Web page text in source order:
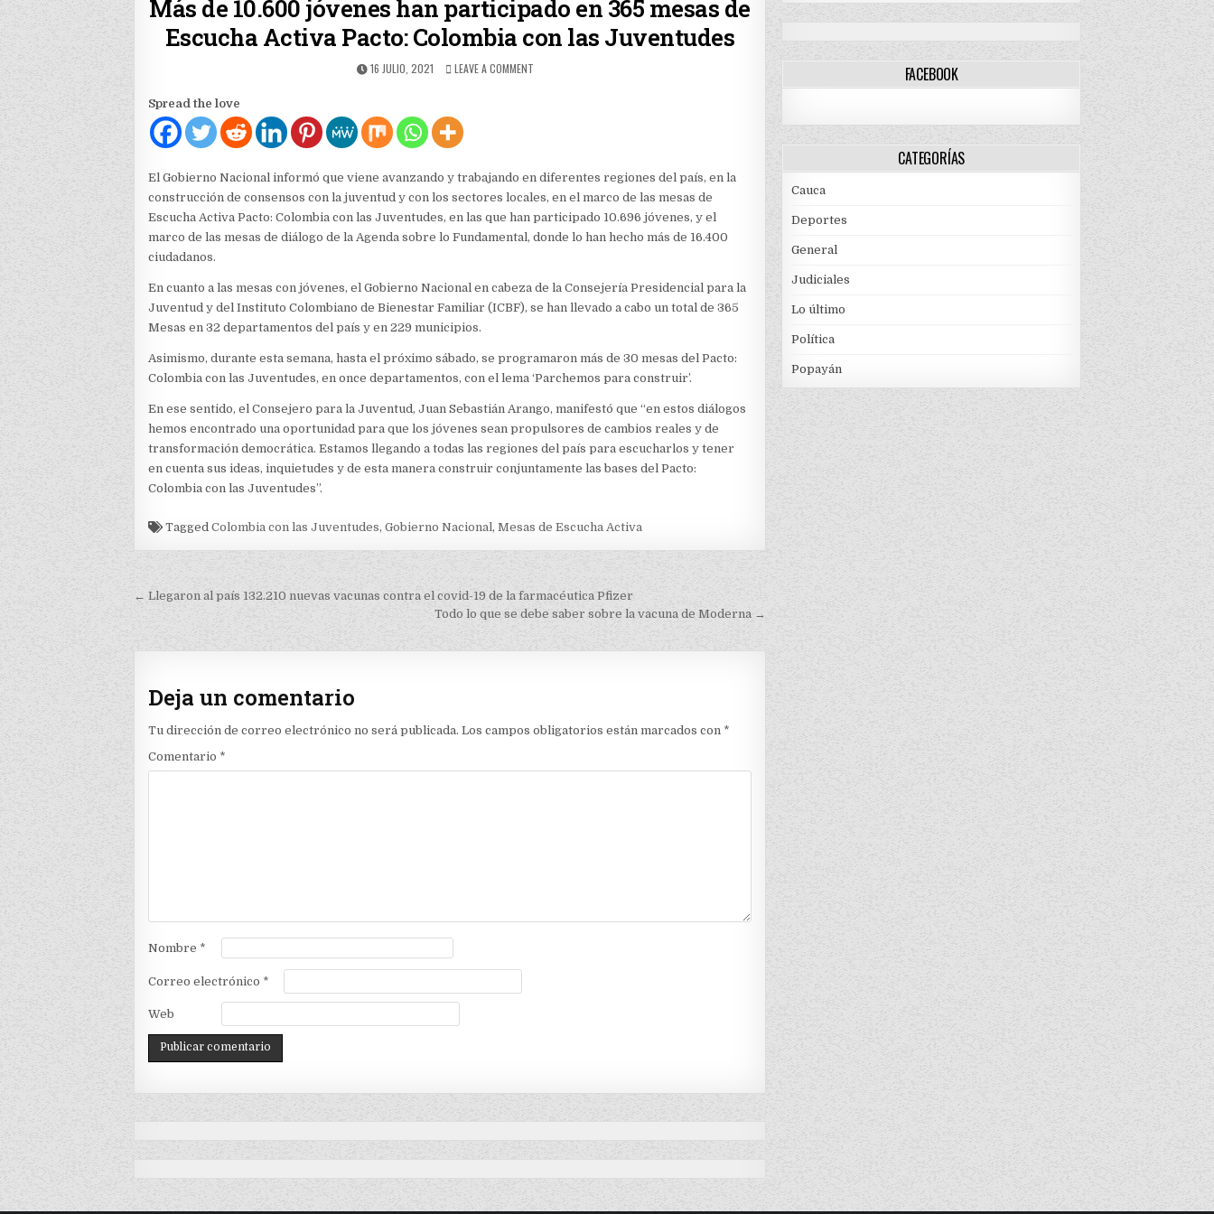
Más de 10.600 jóvenes han participado en 365 mesas de
Escucha Activa Pacto: Colombia con las Juventudes
PUBLISHED
16 JULIO, 2021 LEAVE A COMMENT
EN
MESAS
DE
ESCUCHA
COLOMBIA
LAS
Spread the love
El Gobierno Nacional informó que viene avanzando y trabajando en diferentes regiones del país, en la
construcción de consensos con la juventud y con los sectores locales, en el marco de las mesas de
Escucha Activa Pacto: Colombia con las Juventudes, en las que han participado 10.696 jóvenes, y el
marco de las mesas de diálogo de la Agenda sobre lo Fundamental, donde lo han hecho más de 16.400
ciudadanos.
En cuanto a las mesas con jóvenes, el Gobierno Nacional en cabeza de la Consejería Presidencial para la
Juventud y del Instituto Colombiano de Bienestar Familiar (ICBF), se han llevado a cabo un total de 365
Mesas en 32 departamentos del país y en 229 municipios.
Asimismo, durante esta semana, hasta el próximo sábado, se programaron más de 30 mesas del Pacto:
Colombia con las Juventudes, en once departamentos, con el lema ‘Parchemos para construir’.
En ese sentido, el Consejero para la Juventud, Juan Sebastián Arango, manifestó que “en estos diálogos
hemos encontrado una oportunidad para que los jóvenes sean propulsores de cambios reales y de
transformación democrática. Estamos llegando a todas las regiones del país para escucharlos y tener
en cuenta sus ideas, inquietudes y de esta manera construir conjuntamente las bases del Pacto:
Colombia con las Juventudes”.
TaggedColombia con las Juventudes,Gobierno Nacional,Mesas de Escucha Activa
Navegación
entradas
← Llegaron al país 132.210 nuevas vacunas contra el covid-19 de la farmacéutica Pfizer
Todo lo que se debe saber sobre la vacuna de Moderna →
Deja un comentario
Tu dirección de correo electrónico no será publicada. Los campos obligatorios están marcados con *
Comentario *
Nombre *
Correo electrónico *
Web
FACEBOOK
CATEGORÍAS
Cauca
Deportes
General
Judiciales
Lo último
Política
Popayán